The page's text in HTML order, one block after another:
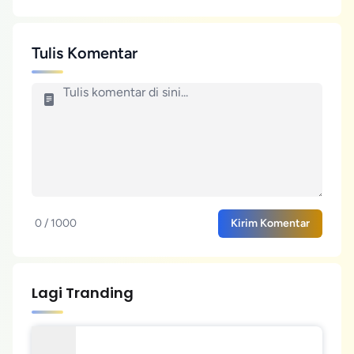
Tulis Komentar
0 / 1000 Kirim Komentar
Lagi Tranding